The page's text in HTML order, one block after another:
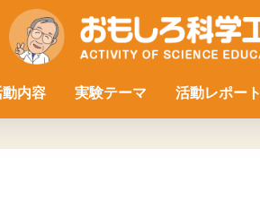
動内容 実験テーマ 活動レポート